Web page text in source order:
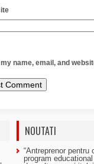
name, email, and
NOUTATI
“Antreprenor pentru
program